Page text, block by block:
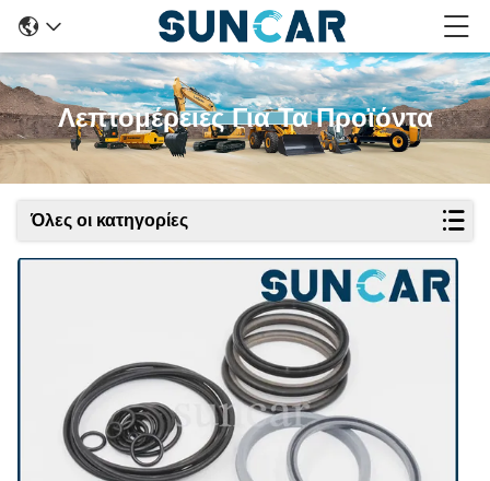
Λεπτομέρειες Για Τα Προϊόντα
Όλες οι κατηγορίες